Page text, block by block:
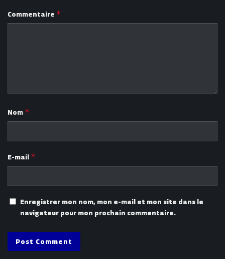
Commentaire *
Nom *
E-mail *
Enregistrer mon nom, mon e-mail et mon site dans le
navigateur pour mon prochain commentaire.